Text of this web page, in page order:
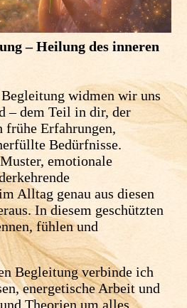
– Heilung des inneren
widmen wir uns
– dem Teil in dir, der
frühe Erfahrungen,
Bedürfnisse.
emotionale
Alltag genau aus diesen
In diesem geschützten
fühlen und
Begleitung verbinde ich
energetische Arbeit und
Theorien um alles